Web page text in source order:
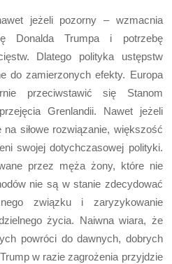
jeżeli pozorny – wzmacnia
Donalda Trumpa i potrzebę
Dlatego polityka ustępstw
do zamierzonych efekty. Europa
przeciwstawić się Stanom
Grenlandii. Nawet jeżeli
siłowe rozwiązanie, większość
swojej dotychczasowej polityki.
przez męża żony, które nie
nie są w stanie zdecydować
związku i zaryzykowanie
życia. Naiwna wiara, że
powróci do dawnych, dobrych
w razie zagrożenia przyjdzie